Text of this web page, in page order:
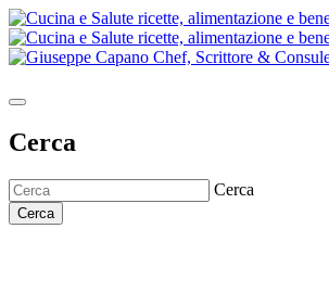
Cerca
Cerca
Cerca